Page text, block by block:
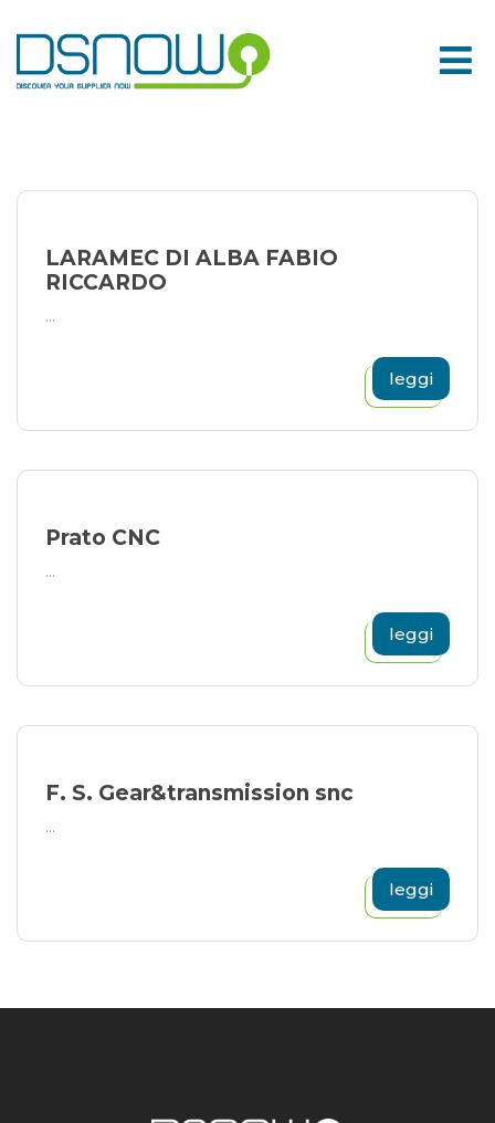
to
content
LARAMEC DI ALBA FABIO
RICCARDO
...
leggi
Prato CNC
...
leggi
F. S. Gear&transmission snc
...
leggi